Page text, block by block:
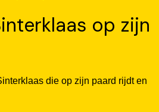
op zijn